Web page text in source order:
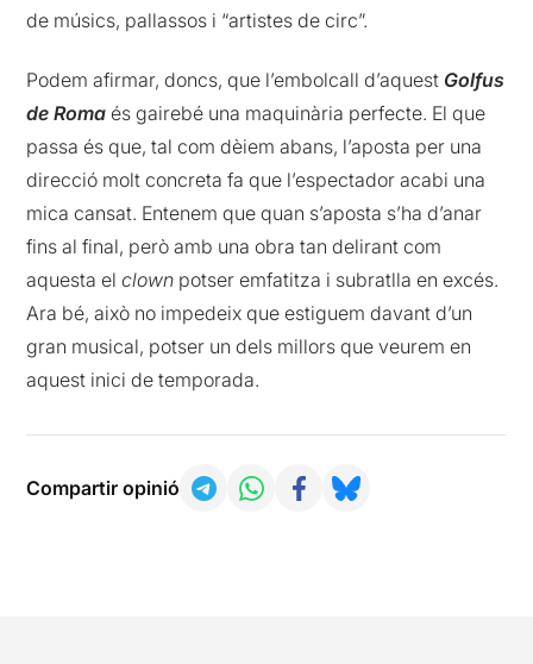
de músics, pallassos i “artistes de circ”.
Podem afirmar, doncs, que l’embolcall d’aquest Golfus
de Roma és gairebé una maquinària perfecte. El que
passa és que, tal com dèiem abans, l’aposta per una
direcció molt concreta fa que l’espectador acabi una
mica cansat. Entenem que quan s’aposta s’ha d’anar
fins al final, però amb una obra tan delirant com
aquesta elclown potser emfatitza i subratlla en excés.
Ara bé, això no impedeix que estiguem davant d’un
gran musical, potser un dels millors que veurem en
aquest inici de temporada.
Compartir opinió